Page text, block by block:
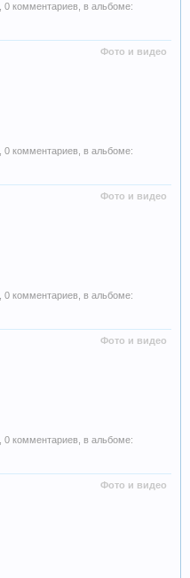
, 0 комментариев, в альбоме:
Фото и видео
, 0 комментариев, в альбоме:
Фото и видео
, 0 комментариев, в альбоме:
Фото и видео
, 0 комментариев, в альбоме:
Фото и видео